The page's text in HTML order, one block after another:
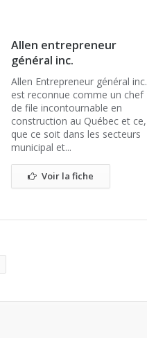
Allen entrepreneur
général inc.
Allen Entrepreneur général inc.
est reconnue comme un chef
de file incontournable en
construction au Québec et ce,
que ce soit dans les secteurs
municipal et...
Voir la fiche